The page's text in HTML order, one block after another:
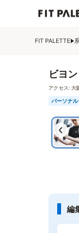
FIT PALETTE
ビヨ
アクセス: 大
パーソナ
編